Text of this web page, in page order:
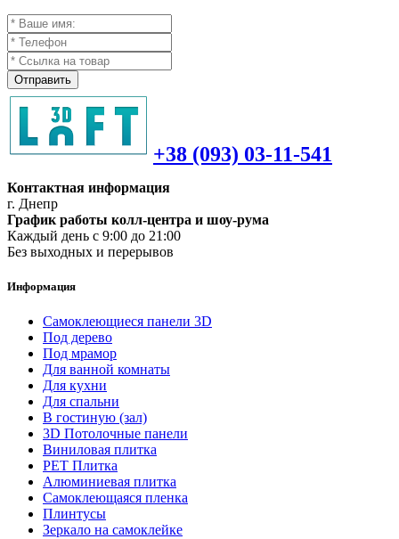
Отправить
+38 (093) 03-11-541
Контактная информация
г. Днепр
График работы колл-центра и шоу-рума
Каждый день с 9:00 до 21:00
Без выходных и перерывов
Информация
Самоклеющиеся панели 3D
Под дерево
Под мрамор
Для ванной комнаты
Для кухни
Для спальни
В гостиную (зал)
3D Потолочные панели
Виниловая плитка
PET Плитка
Алюминиевая плитка
Самоклеющаяся пленка
Плинтусы
Зеркало на самоклейке